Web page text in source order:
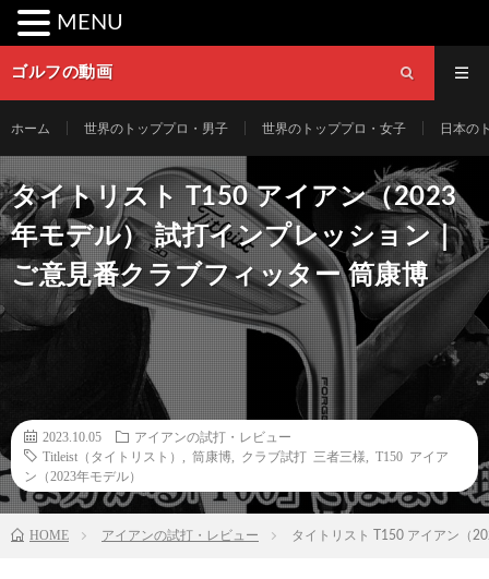
ゴルフの動画
ホーム 世界のトッププロ・男子 世界のトッププロ・女子 日本の
タイトリスト T150 アイアン（2023
年モデル） 試打インプレッション｜
ご意見番クラブフィッター 筒康博
2023.10.05
アイアンの試打・レビュー
Titleist（タイトリスト）
筒康博 クラブ試打 三者三様
T150 アイア
ン（2023年モデル）
HOME アイアンの試打・レビュー タイトリスト T150 アイアン（
MENU